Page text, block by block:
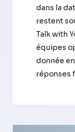
dans la
restent
Talk with
équipes
donnée
réponses